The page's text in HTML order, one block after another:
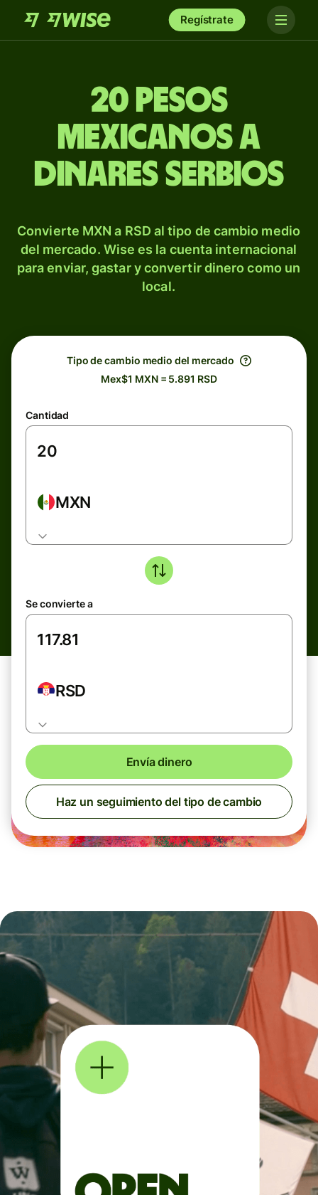
Regístrate
20 pesos
mexicanos a
dinares serbios
Convierte MXN a RSD al tipo de cambio medio
del mercado. Wise es la cuenta internacional
para enviar, gastar y convertir dinero como un
local.
Tipo de cambio medio del mercado
Mex$1 MXN = 5.891 RSD
Cantidad
MXN
Se convierte a
RSD
Envía dinero
Haz un seguimiento del tipo de cambio